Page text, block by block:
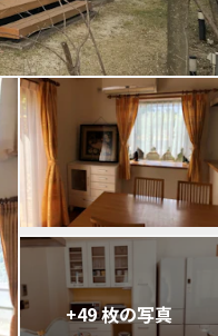
+49 枚の写真